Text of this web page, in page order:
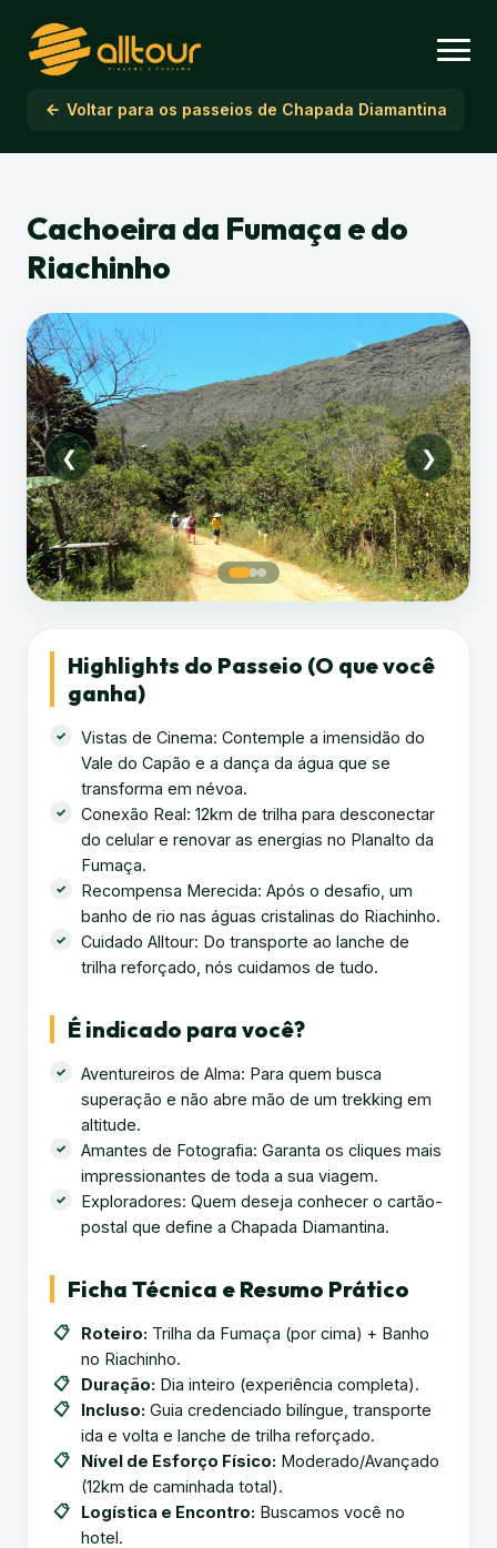
Voltar para os passeios de Chapada Diamantina
Cachoeira da Fumaça e do
Riachinho
❮ ❯
Highlights do Passeio (O que você
ganha)
Vistas de Cinema: Contemple a imensidão do
Vale do Capão e a dança da água que se
transforma em névoa.
Conexão Real: 12km de trilha para desconectar
do celular e renovar as energias no Planalto da
Fumaça.
Recompensa Merecida: Após o desafio, um
banho de rio nas águas cristalinas do Riachinho.
Cuidado Alltour: Do transporte ao lanche de
trilha reforçado, nós cuidamos de tudo.
É indicado para você?
Aventureiros de Alma: Para quem busca
superação e não abre mão de um trekking em
altitude.
Amantes de Fotografia: Garanta os cliques mais
impressionantes de toda a sua viagem.
Exploradores: Quem deseja conhecer o cartão-
postal que define a Chapada Diamantina.
Ficha Técnica e Resumo Prático
Roteiro: Trilha da Fumaça (por cima) + Banho
no Riachinho.
Duração: Dia inteiro (experiência completa).
Incluso: Guia credenciado bilíngue, transporte
ida e volta e lanche de trilha reforçado.
Nível de Esforço Físico: Moderado/Avançado
(12km de caminhada total).
Logística e Encontro: Buscamos você no
hotel.